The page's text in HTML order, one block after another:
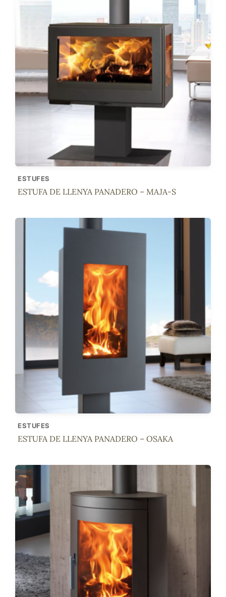
ESTUFES
ESTUFA DE LLENYA PANADERO – MAJA-S
ESTUFES
ESTUFA DE LLENYA PANADERO – OSAKA